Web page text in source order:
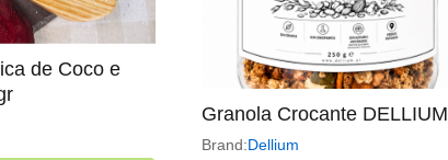
de Coco e
Granola Crocante DELLIUM
Brand:Dellium